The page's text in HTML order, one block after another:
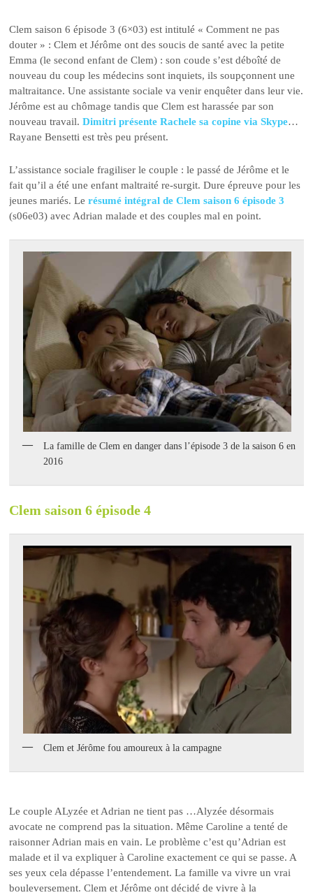
Clem saison 6 épisode 3 (6×03) est intitulé « Comment ne pas
douter » : Clem et Jérôme ont des soucis de santé avec la petite
Emma (le second enfant de Clem) : son coude s’est déboîté de
nouveau du coup les médecins sont inquiets, ils soupçonnent une
maltraitance. Une assistante sociale va venir enquêter dans leur vie.
Jérôme est au chômage tandis que Clem est harassée par son
nouveau travail.Dimitri présente Rachele sa copine via Skype…
Rayane Bensetti est très peu présent.
L’assistance sociale fragiliser le couple : le passé de Jérôme et le
fait qu’il a été une enfant maltraité re-surgit. Dure épreuve pour les
jeunes mariés. Lerésumé intégral de Clem saison 6 épisode 3
(s06e03) avec Adrian malade et des couples mal en point.
La famille de Clem en danger dans l’épisode 3 de la saison 6 en
2016
Clem saison 6 épisode 4
Clem et Jérôme fou amoureux à la campagne
Le couple ALyzée et Adrian ne tient pas …Alyzée désormais
avocate ne comprend pas la situation. Même Caroline a tenté de
raisonner Adrian mais en vain. Le problème c’est qu’Adrian est
malade et il va expliquer à Caroline exactement ce qui se passe. A
ses yeux cela dépasse l’entendement. La famille va vivre un vrai
bouleversement. Clem et Jérôme ont décidé de vivre à la